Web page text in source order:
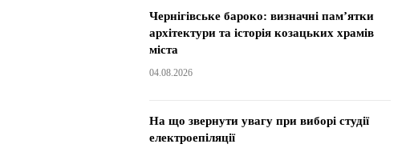
Чернігівське бароко: визначні пам’ятки
архітектури та історія козацьких храмів
міста
04.08.2026
На що звернути увагу при виборі студії
електроепіляції